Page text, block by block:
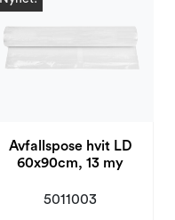
Avfallspose hvit LD
60x90cm, 13 my
5011003